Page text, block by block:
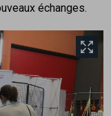
échanges.